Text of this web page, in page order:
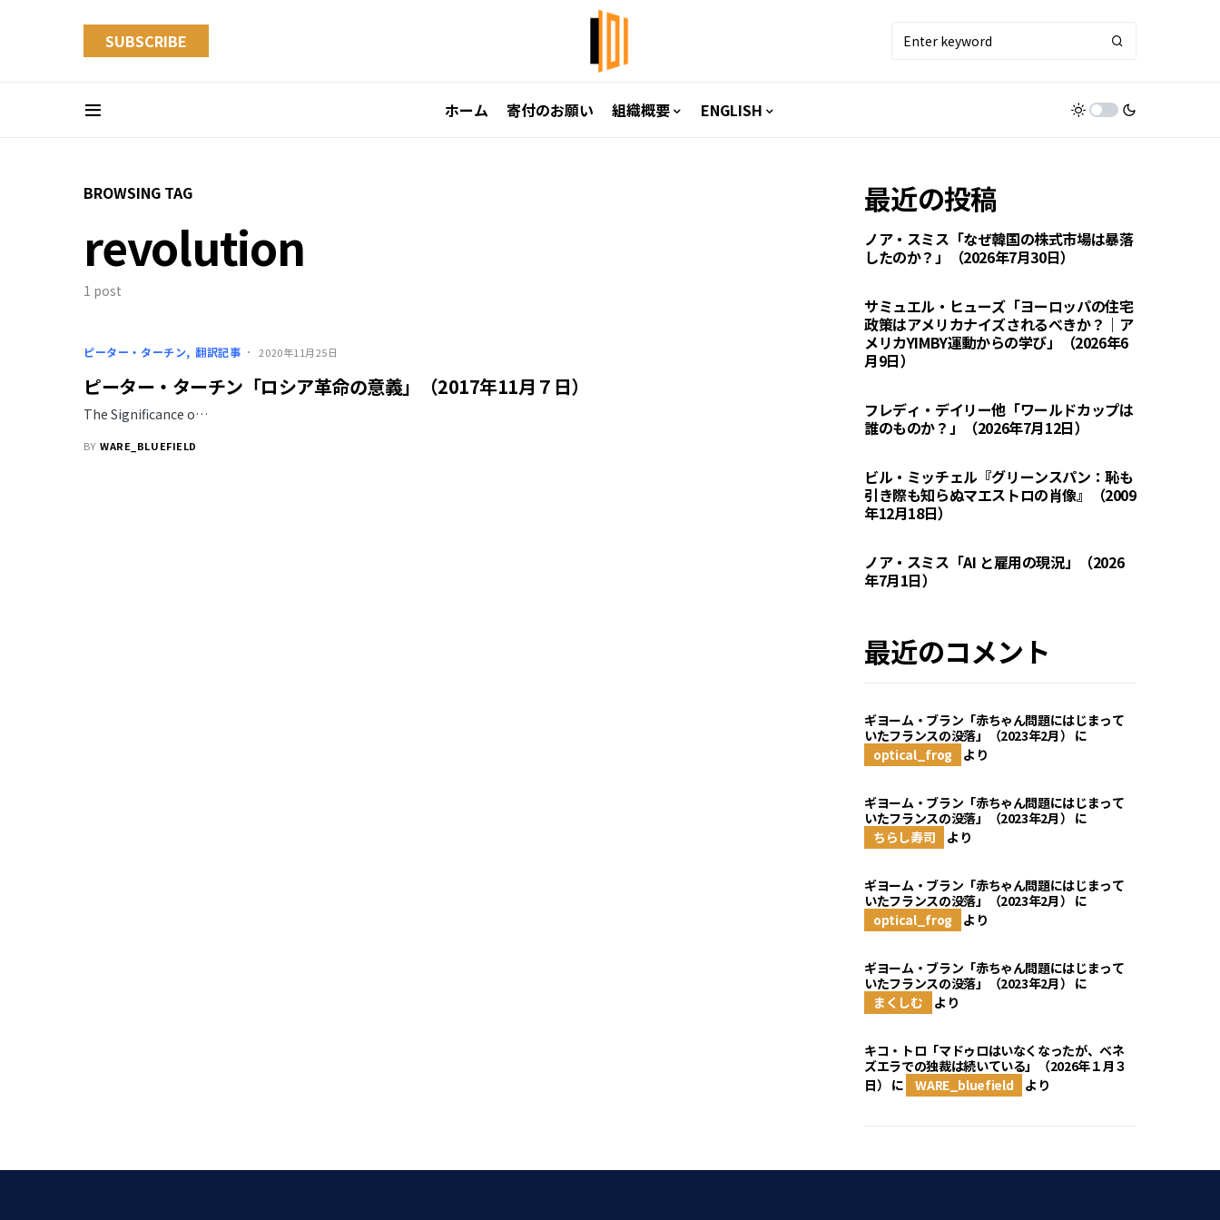
SUBSCRIBE
ホーム 寄付のお願い 組織概要 ENGLISH
BROWSING TAG
revolution
1 post
ピーター・ターチン 翻訳記事 2020年11月25日
ピーター・ターチン「ロシア革命の意義」（2017年11月７日）
The Significance o…
BY WARE_BLUEFIELD
最近の投稿
ノア・スミス「なぜ韓国の株式市場は暴落
したのか？」（2026年7月30日）
サミュエル・ヒューズ「ヨーロッパの住宅
政策はアメリカナイズされるべきか？｜ア
メリカYIMBY運動からの学び」（2026年6
月9日）
フレディ・デイリー他「ワールドカップは
誰のものか？」（2026年7月12日）
ビル・ミッチェル『グリーンスパン：恥も
引き際も知らぬマエストロの肖像』（2009
年12月18日）
ノア・スミス「AI と雇用の現況」（2026
年7月1日）
最近のコメント
ギヨーム・ブラン「赤ちゃん問題にはじまって
いたフランスの没落」（2023年2月） に
optical_frog
より
ギヨーム・ブラン「赤ちゃん問題にはじまって
いたフランスの没落」（2023年2月） に
ちらし寿司
より
ギヨーム・ブラン「赤ちゃん問題にはじまって
いたフランスの没落」（2023年2月） に
optical_frog
より
ギヨーム・ブラン「赤ちゃん問題にはじまって
いたフランスの没落」（2023年2月） に
まくしむ
より
キコ・トロ「マドゥロはいなくなったが、ベネ
ズエラでの独裁は続いている」（2026年１月３
日） に WARE_bluefield より